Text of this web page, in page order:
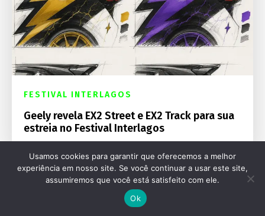
FESTIVAL INTERLAGOS
Geely revela EX2 Street e EX2 Track para sua
estreia no Festival Interlagos
Usamos cookies para garantir que oferecemos a melhor
experiência em nosso site. Se você continuar a usar este site,
assumiremos que você está satisfeito com ele.
Ok